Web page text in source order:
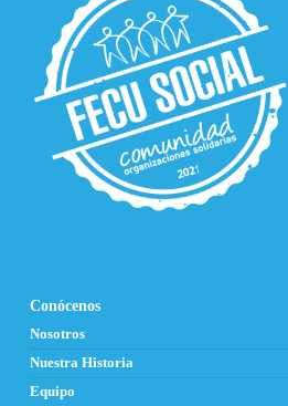
Conócenos
Nosotros
Nuestra Historia
Equipo